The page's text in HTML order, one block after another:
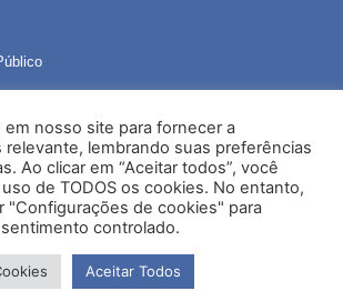
em nosso site para fornecer a
relevante, lembrando suas preferências
Ao clicar em “Aceitar todos”, você
de TODOS os cookies. No entanto,
"Configurações de cookies" para
controlado.
Aceitar Todos